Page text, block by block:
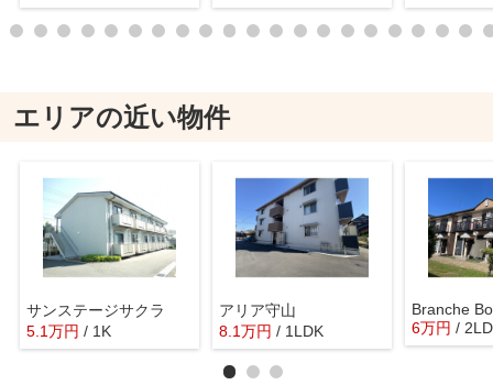
エリアの近い物件
サンステージサクラ
5.1万円 / 1K
アリア守山
8.1万円 / 1LDK
Branche
6万円 /